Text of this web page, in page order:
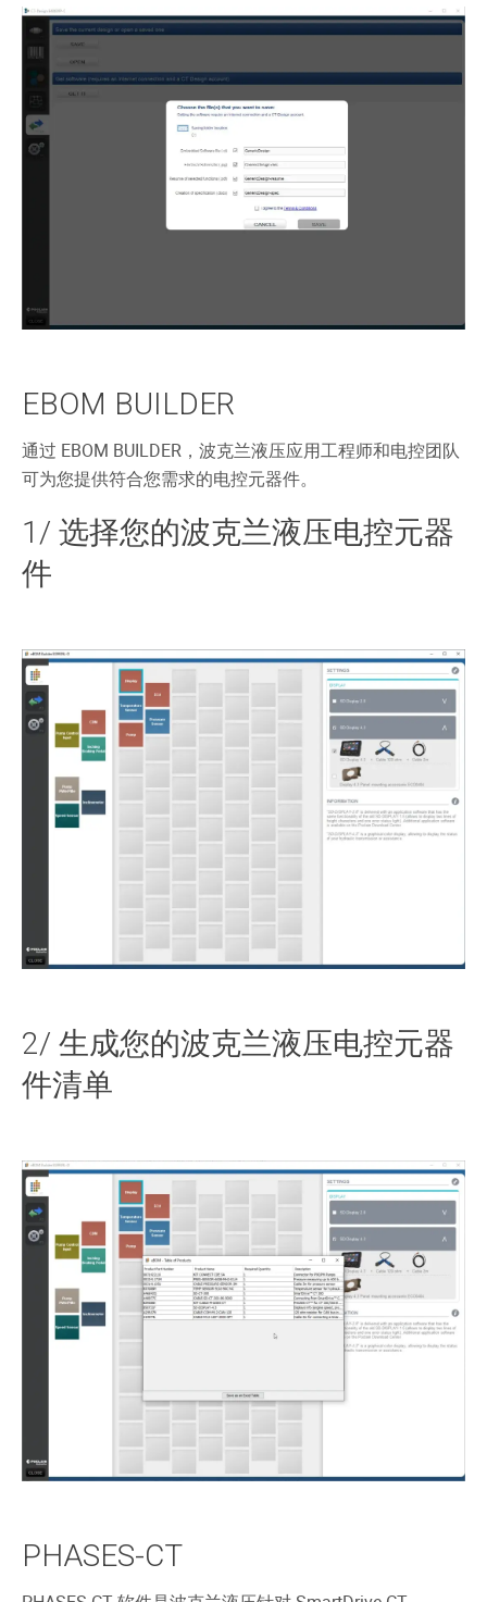
EBOM BUILDER
通过 EBOM BUILDER，波克兰液压应用工程师和电控团队
可为您提供符合您需求的电控元器件。
1/ 选择您的波克兰液压电控元器
件
2/ 生成您的波克兰液压电控元器
件清单
PHASES-CT